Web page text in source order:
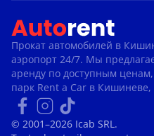
Прокат автомобилей в
аэропорт 24/7. Мы
аренду по доступным
парк Rent a Car в
© 2001–2026 Icab SRL.